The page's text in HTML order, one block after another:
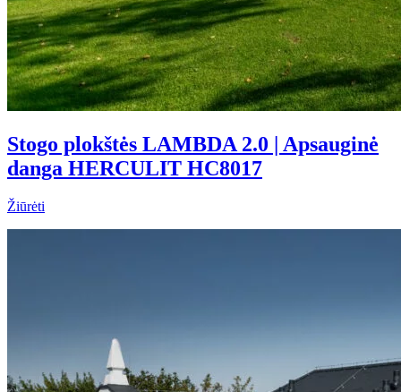
Stogo plokštės LAMBDA 2.0 | Apsauginė
danga HERCULIT HC8017
Žiūrėti